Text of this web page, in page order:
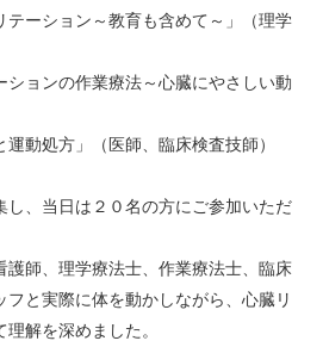
ーション～教育も含めて～」（理学
ョンの作業療法～心臓にやさしい動
動処方」（医師、臨床検査技師）
し、当日は２０名の方にご参加いただ
護師、理学療法士、作業療法士、臨床
と実際に体を動かしながら、心臓リ
解を深めました。